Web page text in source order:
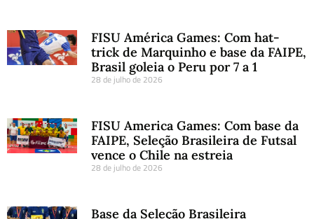
FISU América Games: Com hat-
trick de Marquinho e base da FAIPE,
Brasil goleia o Peru por 7 a 1
28 de julho de 2026
FISU America Games: Com base da
FAIPE, Seleção Brasileira de Futsal
vence o Chile na estreia
28 de julho de 2026
Base da Seleção Brasileira